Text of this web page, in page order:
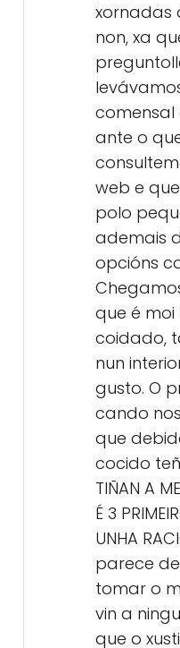
xornadas
non, xa
comensal
ante o
web e
polo
ademais
opcións
que é
coidado,
nun
gusto. O
cando
que
cocido
TIÑAN A
É 3
UNHA
parece
tomar o
vin a
que o